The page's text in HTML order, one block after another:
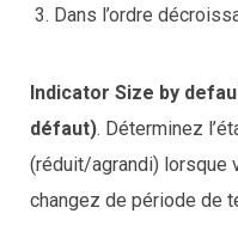
Dans l’ordre
Indicator Size by
défaut). Déterminez
(réduit/agrandi) lorsque
changez de période de